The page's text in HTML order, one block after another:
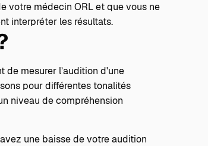
votre médecin ORL et que vous ne
interpréter les résultats.
mesurer l’audition d'une
pour différentes tonalités
niveau de compréhension
une baisse de votre audition